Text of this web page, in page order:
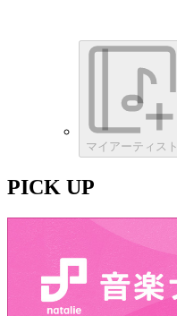
マイアーティスト
PICK UP